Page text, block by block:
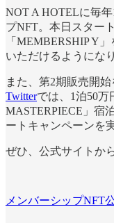
NOT A HOTELに毎
プNFT。本日スター
「MEMBERSHIP Y
いただけるようにな
また、第2期販売開始
Twitterでは、1泊50万
MASTERPIECE」宿
ートキャンペーンを
ぜひ、公式サイトか
メンバーシップNFT